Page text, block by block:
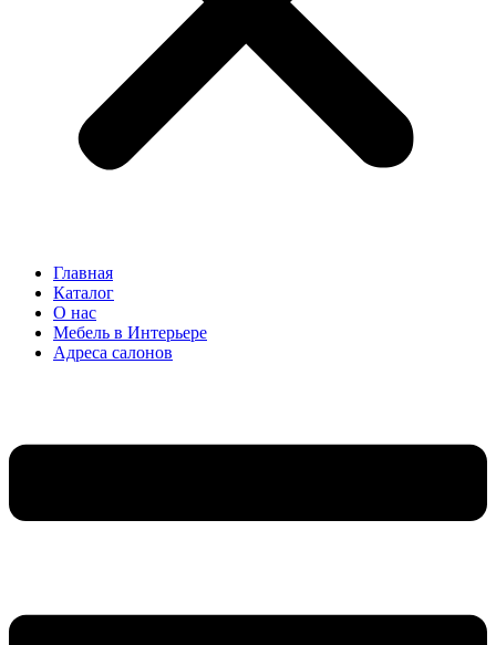
Главная
Каталог
О нас
Мебель в Интерьере
Адреса салонов